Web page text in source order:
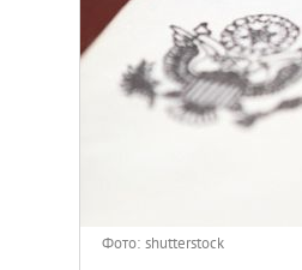
Казахстан
Канада
Фото: shutterstock